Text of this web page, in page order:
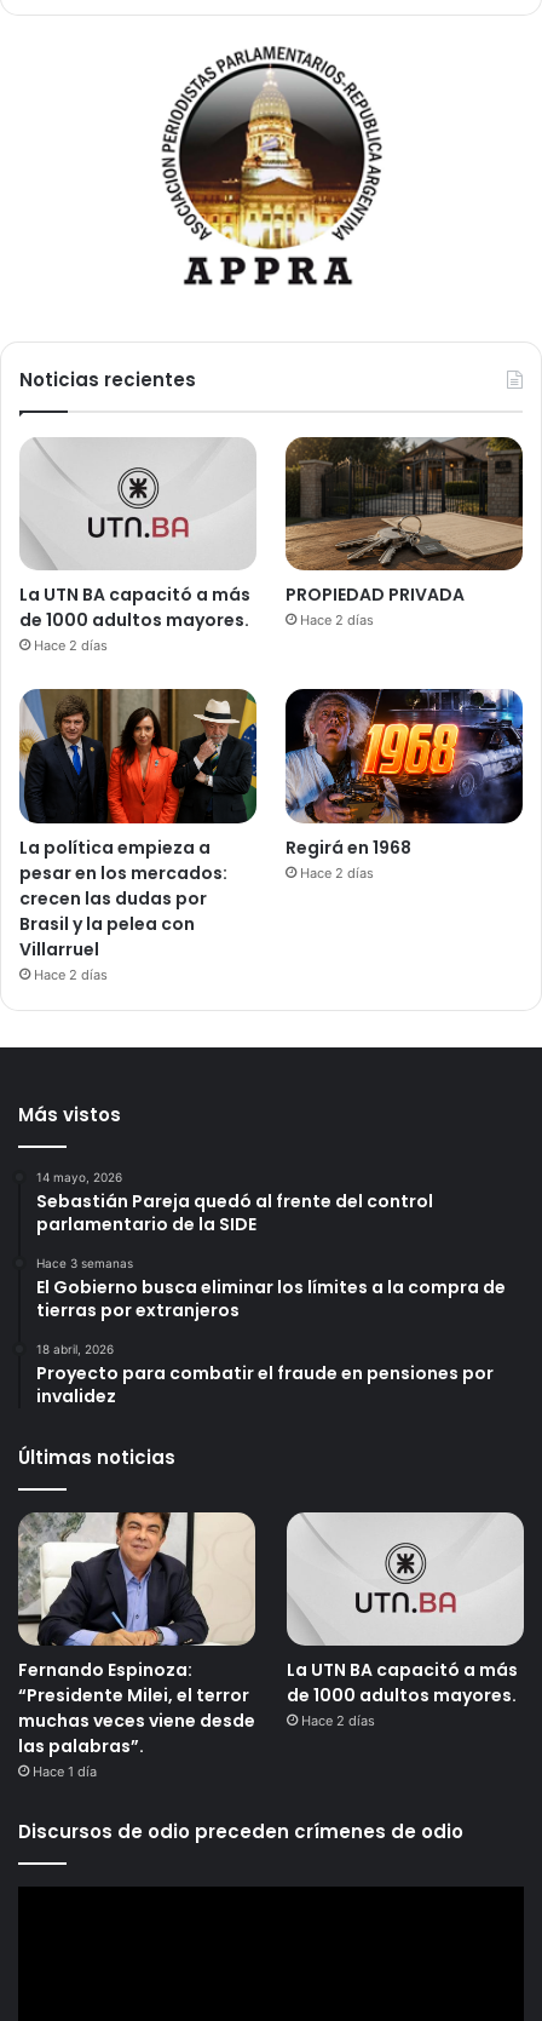
Noticias recientes
La UTN BA capacitó a más
de 1000 adultos mayores.
Hace 2 días
PROPIEDAD PRIVADA
Hace 2 días
La política empieza a
pesar en los mercados:
crecen las dudas por
Brasil y la pelea con
Villarruel
Hace 2 días
Regirá en 1968
Hace 2 días
Más vistos
14 mayo, 2026
Sebastián Pareja quedó al frente del control
parlamentario de la SIDE
Hace 3 semanas
El Gobierno busca eliminar los límites a la compra de
tierras por extranjeros
18 abril, 2026
Proyecto para combatir el fraude en pensiones por
invalidez
Últimas noticias
Fernando Espinoza:
“Presidente Milei, el terror
muchas veces viene desde
las palabras”.
Hace 1 día
La UTN BA capacitó a más
de 1000 adultos mayores.
Hace 2 días
Discursos de odio preceden crímenes de odio